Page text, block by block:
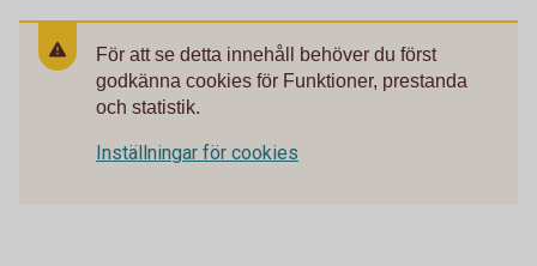
För att se detta innehåll behöver du först
godkänna cookies för Funktioner, prestanda
och statistik.
Inställningar för cookies